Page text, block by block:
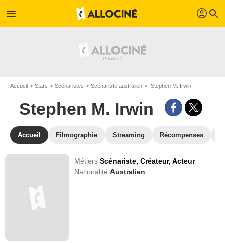
menu profil search
Accueil Stars Scénaristes Scénariste australien Stephen M. Irwin
Stephen M. Irwin
Accueil Filmographie Streaming Récompenses
MétiersScénariste,Créateur,Acteur
NationalitéAustralien